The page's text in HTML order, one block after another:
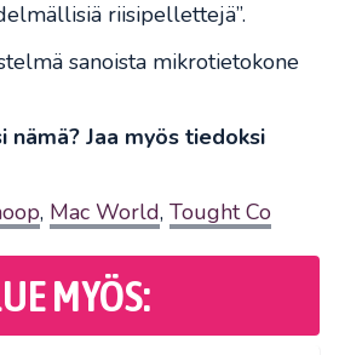
riisipellettejä”.
sanoista mikrotietokone
nämä? Jaa myös tiedoksi
, Mac World, Tought Co
MYÖS: